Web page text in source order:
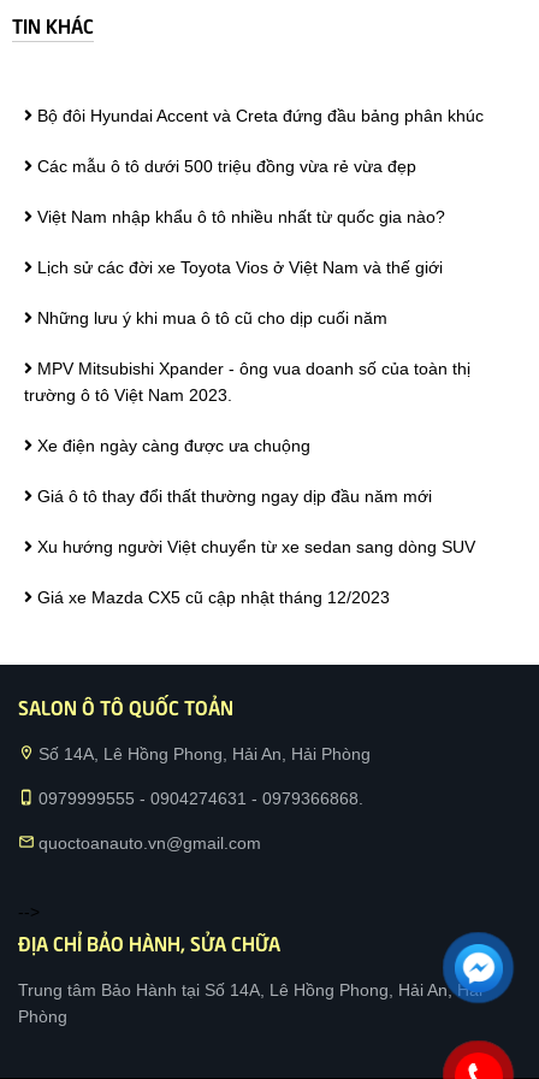
TIN KHÁC
Bộ đôi Hyundai Accent và Creta đứng đầu bảng phân khúc
Các mẫu ô tô dưới 500 triệu đồng vừa rẻ vừa đẹp
Việt Nam nhập khẩu ô tô nhiều nhất từ quốc gia nào?
Lịch sử các đời xe Toyota Vios ở Việt Nam và thế giới
Những lưu ý khi mua ô tô cũ cho dịp cuối năm
MPV Mitsubishi Xpander - ông vua doanh số của toàn thị
trường ô tô Việt Nam 2023.
Xe điện ngày càng được ưa chuộng
Giá ô tô thay đổi thất thường ngay dịp đầu năm mới
Xu hướng người Việt chuyển từ xe sedan sang dòng SUV
Giá xe Mazda CX5 cũ cập nhật tháng 12/2023
SALON Ô TÔ QUỐC TOẢN
location_on Số 14A, Lê Hồng Phong, Hải An, Hải Phòng
phone_iphone 0979999555 - 0904274631 - 0979366868.
mail quoctoanauto.vn@gmail.com
-->
ĐỊA CHỈ BẢO HÀNH, SỬA CHỮA
Trung tâm Bảo Hành tại Số 14A, Lê Hồng Phong, Hải An, Hải
Phòng